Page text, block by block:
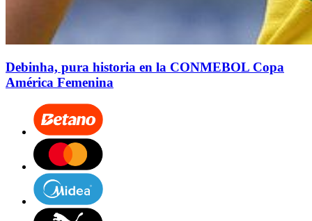
Debinha, pura historia en la CONMEBOL Copa
América Femenina